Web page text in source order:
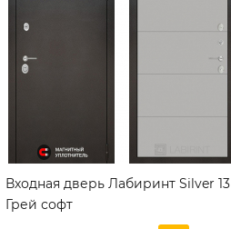
Входная дверь Лабиринт Silver 13
Грей софт